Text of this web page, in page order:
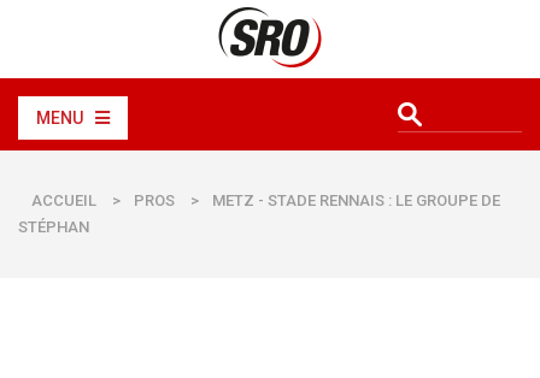
MENU
ACCUEIL > PROS >
METZ - STADE RENNAIS : LE GROUPE DE
STÉPHAN